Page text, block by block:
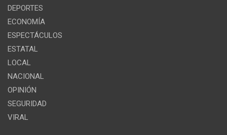
DEPORTES
ECONOMÍA
ESPECTÁCULOS
ESTATAL
LOCAL
NACIONAL
OPINIÓN
SEGURIDAD
VIRAL